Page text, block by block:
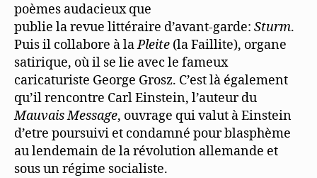
poèmes audacieux que
publie la revue littéraire d’avant-garde: Sturm.
Puis il collabore à laPleite (la Faillite), organe
satirique, où il se lie avec le fameux
caricaturiste George Grosz. C’est là également
qu’il rencontre Carl Einstein, l’auteur du
Mauvais Message, ouvrage qui valut à Einstein
d’etre poursuivi et condamné pour blasphème
au lendemain de la révolution allemande et
sous un régime socialiste.